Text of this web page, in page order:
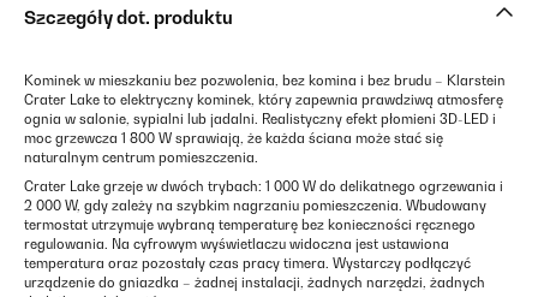
Szczegóły dot. produktu
Kominek w mieszkaniu bez pozwolenia, bez komina i bez brudu – Klarstein
Crater Lake to elektryczny kominek, który zapewnia prawdziwą atmosferę
ognia w salonie, sypialni lub jadalni. Realistyczny efekt płomieni 3D-LED i
moc grzewcza 1 800 W sprawiają, że każda ściana może stać się
naturalnym centrum pomieszczenia.
Crater Lake grzeje w dwóch trybach: 1 000 W do delikatnego ogrzewania i
2 000 W, gdy zależy na szybkim nagrzaniu pomieszczenia. Wbudowany
termostat utrzymuje wybraną temperaturę bez konieczności ręcznego
regulowania. Na cyfrowym wyświetlaczu widoczna jest ustawiona
temperatura oraz pozostały czas pracy timera. Wystarczy podłączyć
urządzenie do gniazdka – żadnej instalacji, żadnych narzędzi, żadnych